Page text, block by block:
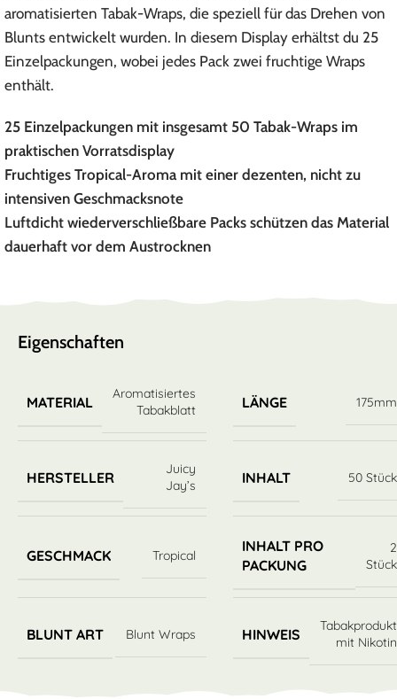
aromatisierten Tabak-Wraps, die speziell für das Drehen von
Blunts entwickelt wurden. In diesem Display erhältst du 25
Einzelpackungen, wobei jedes Pack zwei fruchtige Wraps
enthält.
25 Einzelpackungen mit insgesamt 50 Tabak-Wraps im
praktischen Vorratsdisplay
Fruchtiges Tropical-Aroma mit einer dezenten, nicht zu
intensiven Geschmacksnote
Luftdicht wiederverschließbare Packs schützen das Material
dauerhaft vor dem Austrocknen
Eigenschaften
MATERIAL
Aromatisiertes
Tabakblatt
LÄNGE 175mm
HERSTELLER
Juicy
Jay’s
INHALT 50 Stück
GESCHMACK Tropical
INHALT PRO
PACKUNG
2
Stück
BLUNT ART Blunt Wraps HINWEIS
Tabakprodukt
mit Nikotin